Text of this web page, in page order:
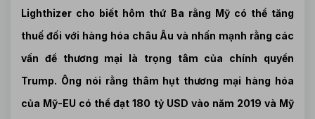
Lighthizer cho biết hôm thứ Ba rằng Mỹ có thể tăng
thuế đối với hàng hóa châu Âu và nhấn mạnh rằng các
vấn đề thương mại là trọng tâm của chính quyền
Trump. Ông nói rằng thâm hụt thương mại hàng hóa
của Mỹ-EU có thể đạt 180 tỷ USD vào năm 2019 và Mỹ